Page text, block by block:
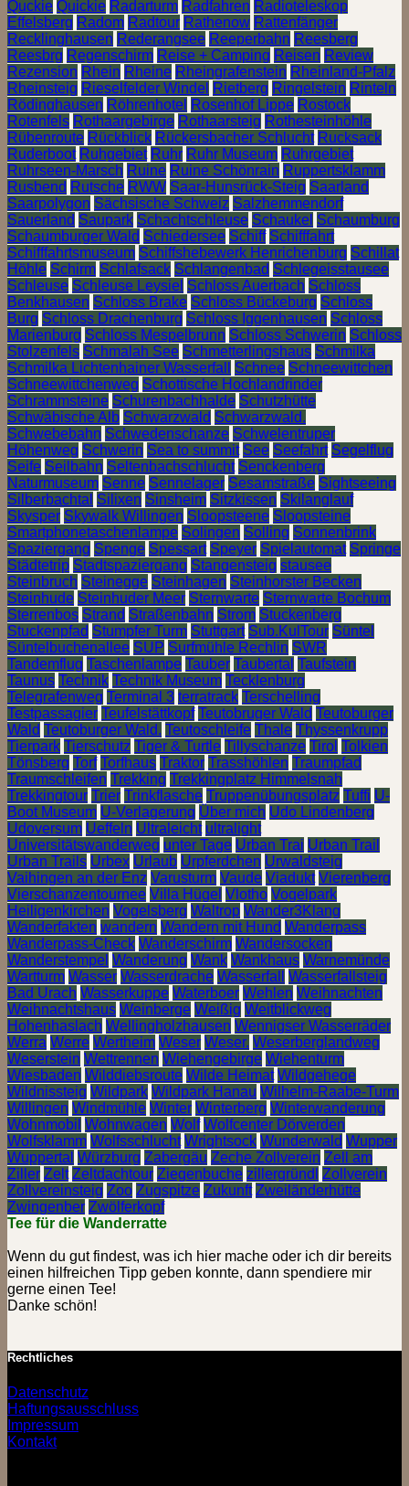
Quckie Quickie Radarturm Radfahren Radioteleskop
Effelsberg Radom Radtour Rathenow Rattenfänger
Recklinghausen Rederangsee Reeperbahn Reesberg
Reesbrg Regenschirm Reise + Camping Reisen Review
Rezension Rhein Rheine Rheingrafenstein Rheinland-Pfalz
Rheinsteig Rieselfelder Windel Rietberg Ringelstein Rinteln
Rödinghausen Röhrenhotel Rosenhof Lippe Rostock
Rotenfels Rothaargebirge Rothaarsteig Rothesteinhöhle
Rübenroute Rückblick Rückersbacher Schlucht Rucksack
Ruderboot Ruhgebiet Ruhr Ruhr Museum Ruhrgebiet
Ruhrseen-Marsch Ruine Ruine Schönrain Ruppertsklamm
Rusbend Rutsche RWW Saar-Hunsrück-Steig Saarland
Saarpolygon Sächsische Schweiz Salzhemmendorf
Sauerland Saupark Schachtschleuse Schaukel Schaumburg
Schaumburger Wald Schiedersee Schiff Schifffahrt
Schifffahrtsmuseum Schiffshebewerk Henrichenburg Schillat
Höhle Schirm Schlafsack Schlangenbad Schlegeisstausee
Schleuse Schleuse Leysiel Schloss Auerbach Schloss
Benkhausen Schloss Brake Schloss Bückeburg Schloss
Burg Schloss Drachenburg Schloss Iggenhausen Schloss
Marienburg Schloss Mespelbrunn Schloss Schwerin Schloss
Stolzenfels Schmalah See Schmetterlingshaus Schmilka
Schmilka Lichtenhainer Wasserfall
Schnee Schneewittchen
Schneewittchenweg Schottische Hochlandrinder
Schrammsteine Schurenbachhalde Schutzhütte
Schwäbische Alb Schwarzwald Schwarzwald.
Schwebebahn Schwedenschanze Schwelentruper
Höhenweg Schwerin Sea to summit See Seefahrt Segelflug
Seife Seilbahn Seltenbachschlucht Senckenberg
Naturmuseum Senne Sennelager Sesamstraße Sightseeing
Silberbachtal Silixen Sinsheim Sitzkissen Skilanglauf
Skysper Skywalk Willingen Sloopsteene Sloopsteine
Smartphonetaschenlampe Solingen Solling Sonnenbrink
Spaziergang Spenge Spessart Speyer Spielautomat Springe
Städtetrip Stadtspaziergang Stangensteig stausee
Steinbruch Steinegge Steinhagen Steinhorster Becken
Steinhude Steinhuder Meer Sternwarte Sternwarte Bochum
Sterrenbos Strand Straßenbahn Strom Stuckenberg
Stuckenpfad Stumpfer Turm Stuttgart Sub.KulTour Süntel
Süntelbuchenallee SUP Surfmühle Rechlin SWR
Tandemflug Taschenlampe Tauber Taubertal Taufstein
Taunus Technik Technik Museum Tecklenburg
Telegrafenweg Terminal 3 terratrack Terschelling
Testpassagier Teufelstättkopf Teutobruger Wald Teutoburger
Wald Teutoburger Wald. Teutoschleife Thale Thyssenkrupp
Tierpark Tierschutz Tiger & Turtle Tillyschanze Tirol Tolkien
Tönsberg Torf Torfhaus Traktor Trasshöhlen Traumpfad
Traumschleifen Trekking Trekkingplatz Himmelsnah
Trekkingtour Trier Trinkflasche Truppenübungsplatz Tuffi U-
Boot Museum U-Verlagerung Über mich Udo Lindenberg
Udoversum Ueffeln Ultraleicht ultralight
Universitätswanderweg unter Tage Urban Trai Urban Trail
Urban Trails Urbex Urlaub Urpferdchen Urwaldsteig
Vaihingen an der Enz Varusturm Vaude Viadukt Vierenberg
Vierschanzentournee Villa Hügel Vlotho Vogelpark
Heiligenkirchen Vogelsberg Waltrop Wander3Klang
Wanderfakten wandern Wandern mit Hund Wanderpass
Wanderpass-Check Wanderschirm Wandersocken
Wanderstempel Wanderung Wank Wankhaus Warnemünde
Wartturm Wasser Wasserdrache Wasserfall
Wasserfallsteig
Bad Urach Wasserkuppe Waterboer Wehlen Weihnachten
Weihnachtshaus Weinberge Weißig Weitblickweg
Hohenhaslach Wellingholzhausen Wennigser Wasserräder
Werra Werre Wertheim Weser Weser. Weserberglandweg
Weserstein Wettrennen Wiehengebirge Wiehenturm
Wiesbaden Wilddiebsroute Wilde Heimat Wildgehege
Wildnissteig Wildpark Wildpark Hanau Wilhelm-Raabe-Turm
Willingen Windmühle Winter Winterberg Winterwanderung
Wohnmobil Wohnwagen Wolf Wolfcenter Dörverden
Wolfsklamm Wolfsschlucht Wrightsock Wunderwald Wupper
Wuppertal Würzburg Zabergäu Zeche Zollverein Zell am
Ziller Zelt Zeltdachtour Ziegenbuche zillergründl Zollverein
Zollvereinsteig Zoo Zugspitze Zukunft Zweiländerhütte
Zwingenber Zwölferkopf
Tee für die Wanderratte
Wenn du gut findest, was ich hier mache oder ich dir bereits
einen hilfreichen Tipp geben konnte, dann spendiere mir
gerne einen Tee!
Danke schön!
Rechtliches
Datenschutz
Haftungsausschluss
Impressum
Kontakt